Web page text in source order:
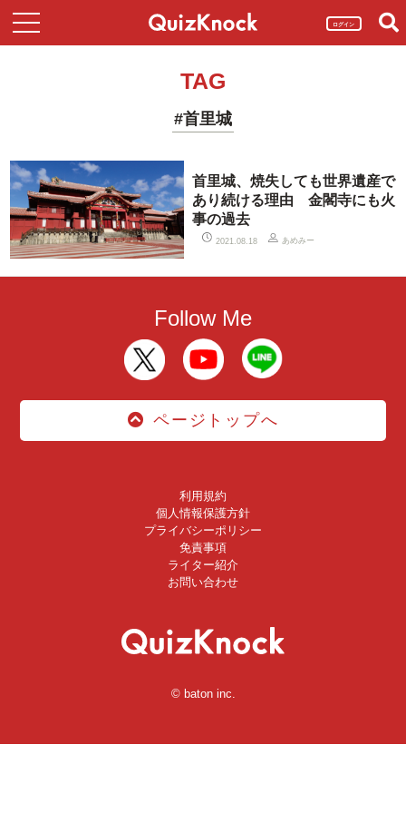
ログイン
TAG
#首里城
首里城、焼失しても世界遺産で
あり続ける理由 金閣寺にも火
事の過去
2021.08.18 あめみー
Follow Me
ページトップへ
利用規約
個人情報保護方針
プライバシーポリシー
免責事項
ライター紹介
お問い合わせ
© baton inc.